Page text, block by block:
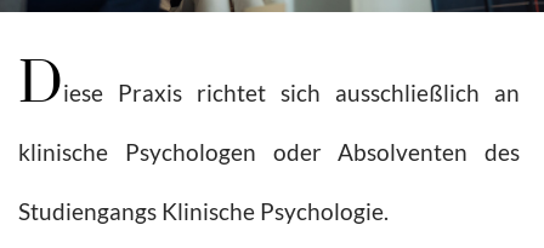
Diese Praxis richtet sich ausschließlich an
klinische Psychologen oder Absolventen des
Studiengangs Klinische Psychologie.